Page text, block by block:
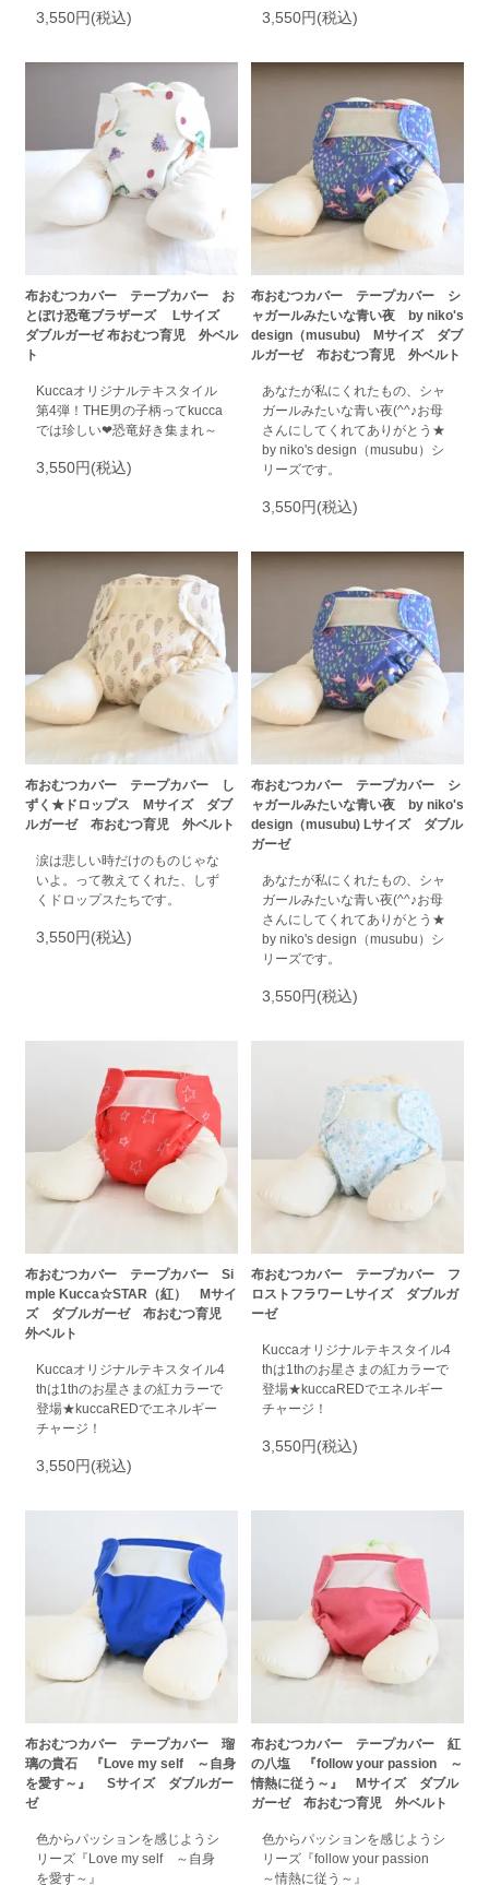
3,550円(税込) 3,550円(税込)
布おむつカバー テープカバー お
とぼけ恐竜ブラザーズ Lサイズ
ダブルガーゼ 布おむつ育児 外ベル
ト
Kuccaオリジナルテキスタイル
第4弾！THE男の子柄ってkucca
では珍しい❤恐竜好き集まれ～
3,550円(税込)
布おむつカバー テープカバー シ
ャガールみたいな青い夜 by niko's
design（musubu) Mサイズ ダブ
ルガーゼ 布おむつ育児 外ベルト
あなたが私にくれたもの、シャ
ガールみたいな青い夜(^^♪お母
さんにしてくれてありがとう★
by niko's design（musubu）シ
リーズです。
3,550円(税込)
布おむつカバー テープカバー し
ずく★ドロップス Mサイズ ダブ
ルガーゼ 布おむつ育児 外ベルト
涙は悲しい時だけのものじゃな
いよ。って教えてくれた、しず
くドロップスたちです。
3,550円(税込)
布おむつカバー テープカバー シ
ャガールみたいな青い夜 by niko's
design（musubu) Lサイズ ダブル
ガーゼ
あなたが私にくれたもの、シャ
ガールみたいな青い夜(^^♪お母
さんにしてくれてありがとう★
by niko's design（musubu）シ
リーズです。
3,550円(税込)
布おむつカバー テープカバー Si
mple Kucca☆STAR（紅） Mサイ
ズ ダブルガーゼ 布おむつ育児
外ベルト
Kuccaオリジナルテキスタイル4
thは1thのお星さまの紅カラーで
登場★kuccaREDでエネルギー
チャージ！
3,550円(税込)
布おむつカバー テープカバー フ
ロストフラワー Lサイズ ダブルガ
ーゼ
Kuccaオリジナルテキスタイル4
thは1thのお星さまの紅カラーで
登場★kuccaREDでエネルギー
チャージ！
3,550円(税込)
布おむつカバー テープカバー 瑠
璃の貴石 『Love my self ～自身
を愛す～』 Sサイズ ダブルガー
ゼ
色からパッションを感じようシ
リーズ『Love my self ～自身
を愛す～』
布おむつカバー テープカバー 紅
の八塩 『follow your passion ～
情熱に従う～』 Mサイズ ダブル
ガーゼ 布おむつ育児 外ベルト
色からパッションを感じようシ
リーズ『follow your passion
～情熱に従う～』